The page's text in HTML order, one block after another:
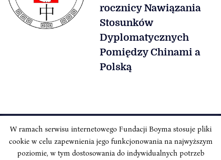
rocznicy Nawiązania
Stosunków
Dyplomatycznych
Pomiędzy Chinami a
Polską
INSTYTUT BOYMA / Asian Century
Adres korespondencyjny: ul. Freta 11/5, 00-027 Warszawa
W ramach serwisu internetowego Fundacji Boyma stosuje pliki
cookie w celu zapewnienia jego funkcjonowania na najwyższym
poziomie, w tym dostosowania do indywidualnych potrzeb